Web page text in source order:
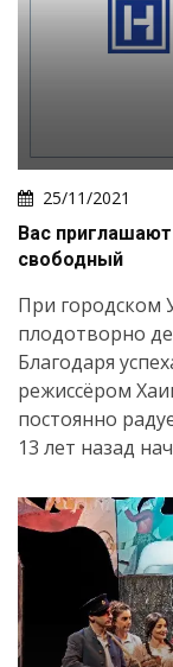
25/11/2021
Вас
свободный
При городском
плодотворно
Благодаря
режиссёром
постоянно
13 лет назад